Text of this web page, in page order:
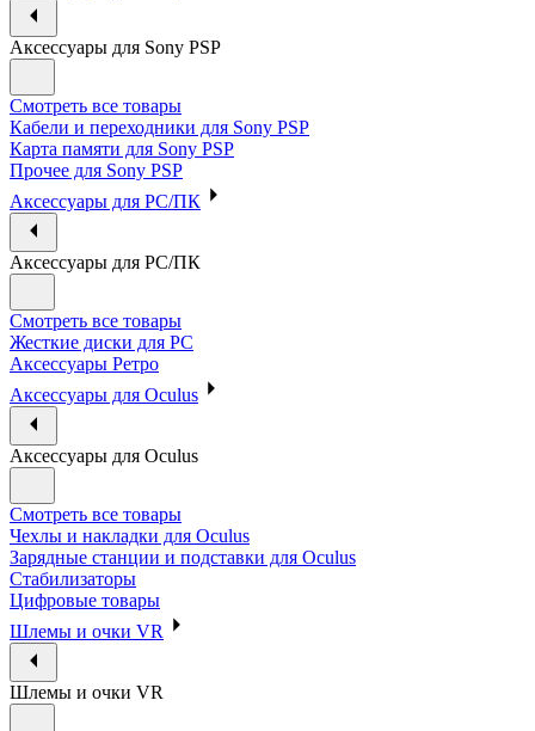
Аксессуары для Sony PSP
Смотреть все товары
Кабели и переходники для Sony PSP
Карта памяти для Sony PSP
Прочее для Sony PSP
Аксессуары для PC/ПК
Аксессуары для PC/ПК
Смотреть все товары
Жесткие диски для PC
Аксессуары Ретро
Аксессуары для Oculus
Аксессуары для Oculus
Смотреть все товары
Чехлы и накладки для Oculus
Зарядные станции и подставки для Oculus
Стабилизаторы
Цифровые товары
Шлемы и очки VR
Шлемы и очки VR